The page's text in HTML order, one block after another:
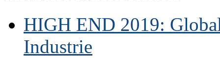
HIGH END 2019:
Industrie